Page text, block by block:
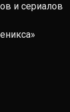
и сериалов